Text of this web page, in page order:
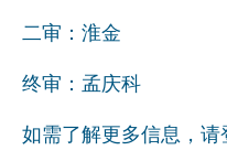
二审：淮金
终审：孟庆科
如需了解更多信息，请